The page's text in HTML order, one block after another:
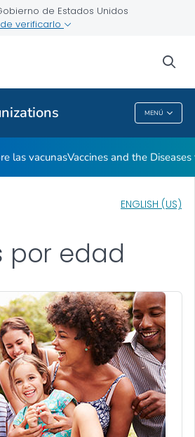
de Estados Unidos
verificarlo
MENÚ
las vacunasVaccines and the
ENGLISH (US)
por edad